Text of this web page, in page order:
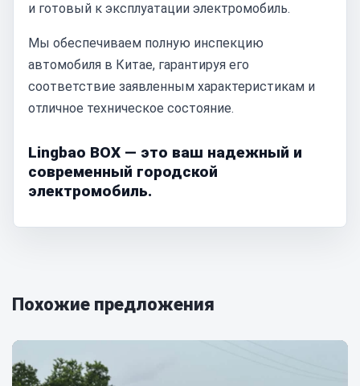
и готовый к эксплуатации электромобиль.
Мы обеспечиваем полную инспекцию
автомобиля в Китае, гарантируя его
соответствие заявленным характеристикам и
отличное техническое состояние.
Lingbao BOX — это ваш надежный и
современный городской
электромобиль.
Похожие предложения